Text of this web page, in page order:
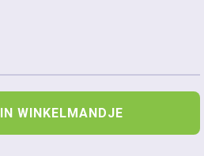
IN WINKELMANDJE